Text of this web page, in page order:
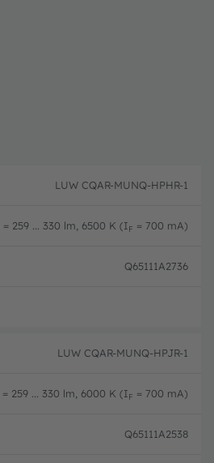
LUW CQAR-MUNQ-HPHR-1
= 259 ... 330 lm, 6500 K (IF = 700 mA)
Q65111A2736
LUW CQAR-MUNQ-HPJR-1
= 259 ... 330 lm, 6000 K (IF = 700 mA)
Q65111A2538